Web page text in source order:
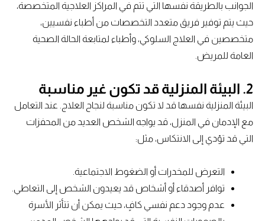
الجوانب بالطريقة نفسها التي تتم في المراكز العلاجية المتخصصة،
حيث يتم توفير فريق متعدد التخصصات من أطباء نفسيين،
متخصصين في العلاج السلوكي، وأطباء لمتابعة الحالة الصحية
العامة للمريض.
2. البيئة المنزلية قد تكون غير مناسبة
البيئة المنزلية نفسها قد لا تكون مناسبة لنجاح العلاج. عند التعامل
مع الإدمان في المنزل، قد يواجه الشخص العديد من المحفزات
التي قد تؤدي إلى الانتكاس، مثل:
التعرض للمخدرات أو الضغوط الاجتماعية.
توافر أصدقاء أو أشخاص قد يعيدون الشخص إلى التعاطي.
عدم وجود دعم نفسي كافٍ، حيث يمكن أن تتأثر الأسرة